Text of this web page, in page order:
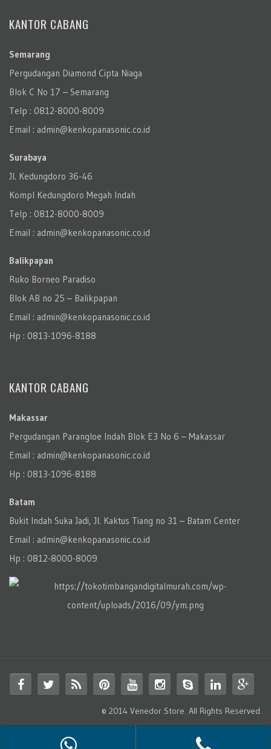
KANTOR CABANG
Semarang
Pergudangan Diamond Cipta Niaga
Blok C No 17 – Semarang
Telp : 0812-8000-8009
Email : admin@kenkopanasonic.co.id
Surabaya
Jl. Kedungdoro 36-46
Kompl Kedungdoro Megah Indah
Telp : 0812-8000-8009
Email : admin@kenkopanasonic.co.id
Balikpapan
Ruko Borneo Paradiso
Blok AB no 25 – Balikpapan
Email : admin@kenkopanasonic.co.id
Hp : 0813-1096-8188
KANTOR CABANG
Makassar
Pergudangan Parangloe Indah Blok E3 No 6 – Makassar
Email : admin@kenkopanasonic.co.id
Hp : 0813-1096-8188
Batam
Bukit Indah Suka Jadi, Jl. Kaktus Tiang no 31 – Batam Center
Email : admin@kenkopanasonic.co.id
Hp : 0812-8000-8009
© 2014 Venedor Store. All Rights Reserved.